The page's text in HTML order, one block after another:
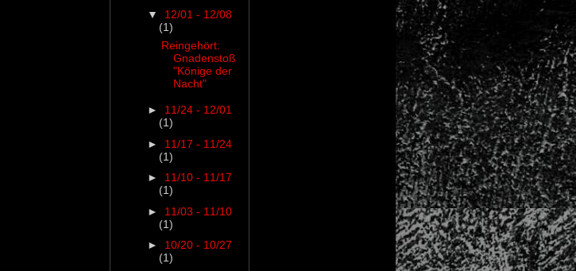
▼ 12/01 - 12/08
(1)
Reingehört:
Gnadenstoß
"Könige der
Nacht"
► 11/24 - 12/01
(1)
► 11/17 - 11/24
(1)
► 11/10 - 11/17
(1)
► 11/03 - 11/10
(1)
► 10/20 - 10/27
(1)